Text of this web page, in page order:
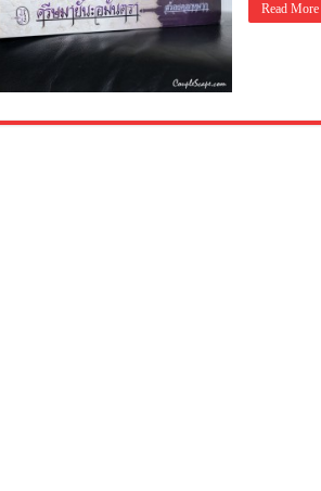
Read